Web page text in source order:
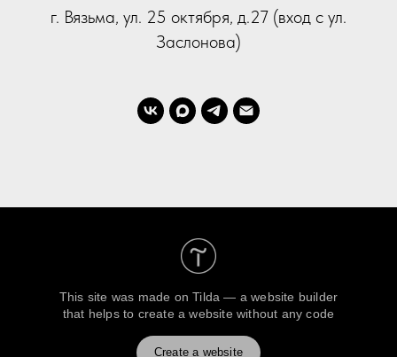
г. Вязьма, ул. 25 октября, д.27 (вход с ул.
Заслонова)
This site was made onTilda — a website builder
that helps to create a website without any code
Create a website